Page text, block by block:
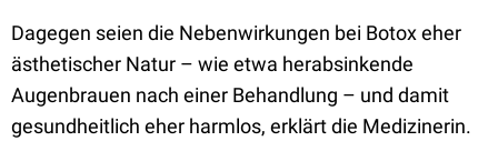
Dagegen seien die Nebenwirkungen bei Botox eher
ästhetischer Natur – wie etwa herabsinkende
Augenbrauen nach einer Behandlung – und damit
gesundheitlich eher harmlos, erklärt die Medizinerin.